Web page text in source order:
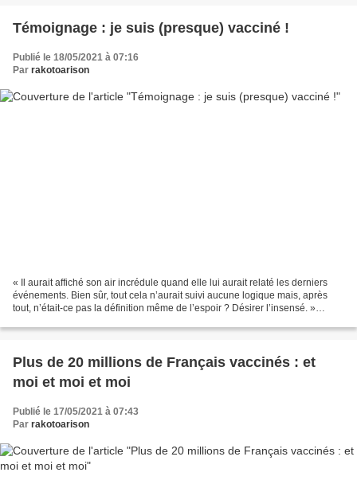
Témoignage : je suis (presque) vacciné !
Publié le 18/05/2021 à 07:16
Par rakotoarison
« Il aurait affiché son air incrédule quand elle lui aurait relaté les derniers
événements. Bien sûr, tout cela n’aurait suivi aucune logique mais, après
tout, n’était-ce pas la définition même de l’espoir ? Désirer l’insensé. »
Plus de 20 millions de Français vaccinés : et
moi et moi et moi
Publié le 17/05/2021 à 07:43
Par rakotoarison